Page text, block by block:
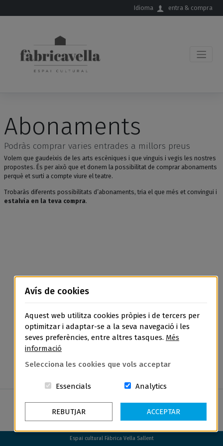
Idioma entra & compra
Abonaments
Podràs comprar varies entrades a millors preus
Volem que gaudeixis de les arts escèniques i que vinguis i vegis les nostres
propostes. És per això que et donem la possibilitat de comprar abonaments
perquè et surti a compte viure el teatre.
Trobaràs diferents possibilitats d’abonaments, tria el que més et convingui i
estalvia en la teva compra.
Espai cultural Fàbrica Vella Sallent
Avís de cookies
Aquest web utilitza cookies pròpies i de tercers per
optimitzar i adaptar-se a la seva navegació i les
seves preferències, entre altres tasques. Més
informació
Selecciona les cookies que vols acceptar
Essencials Aquestes cookies són essencials
AnalyticsCookies related
REBUTJAR ACCEPTAR